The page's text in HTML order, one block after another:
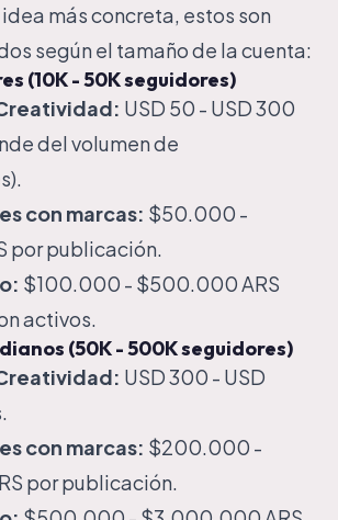
más concreta, estos son
según el tamaño de la cuenta:
(10K - 50K seguidores)
USD 50 - USD 300
del volumen de
con marcas: $50.000 -
por publicación.
$100.000 - $500.000 ARS
activos.
(50K - 500K seguidores)
USD 300 - USD
con marcas: $200.000 -
por publicación.